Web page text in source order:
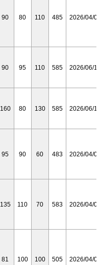
90 80 110 485 2026/04/08
90 95 110 585 2026/06/17
160 80 130 585 2026/06/17
95 90 60 483 2026/04/08
135 110 70 583 2026/04/08
81 100 100 505 2026/04/08